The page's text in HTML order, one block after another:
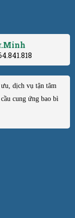
dịch vụ tận tâm
cung ứng bao bì